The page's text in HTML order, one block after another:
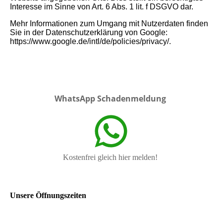
Interesse im Sinne von Art. 6 Abs. 1 lit. f DSGVO dar.
Mehr Informationen zum Umgang mit Nutzerdaten finden
Sie in der Datenschutzerklärung von Google:
https://www.google.de/intl/de/policies/privacy/.
WhatsApp Schadenmeldung
Kostenfrei gleich hier melden!
Unsere Öffnungszeiten